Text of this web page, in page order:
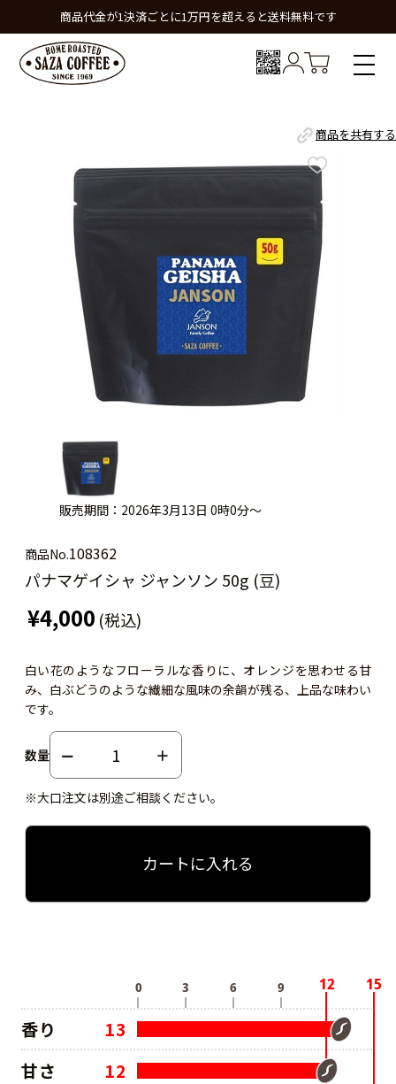
商品代金が1決済ごとに1万円を超えると送料無料です
商品を共有する
販売期間：2026年3月13日 0時0分～
商品No.108362
パナマゲイシャ ジャンソン 50g (豆)
¥4,000 (税込)
白い花のようなフローラルな香りに、オレンジを思わせる甘
み、白ぶどうのような繊細な風味の余韻が残る、上品な味わい
です。
数量
※大口注文は別途ご相談ください。
カートに入れる
香り
13
甘さ
12